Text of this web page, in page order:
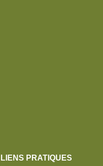
LIENS PRATIQUES